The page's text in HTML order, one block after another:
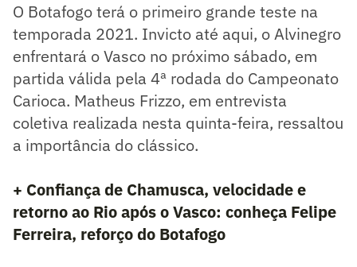
O Botafogo terá o primeiro grande teste na
temporada 2021. Invicto até aqui, o Alvinegro
enfrentará o Vasco no próximo sábado, em
partida válida pela 4ª rodada do Campeonato
Carioca. Matheus Frizzo, em entrevista
coletiva realizada nesta quinta-feira, ressaltou
a importância do clássico.
+ Confiança de Chamusca, velocidade e
retorno ao Rio após o Vasco: conheça Felipe
Ferreira, reforço do Botafogo